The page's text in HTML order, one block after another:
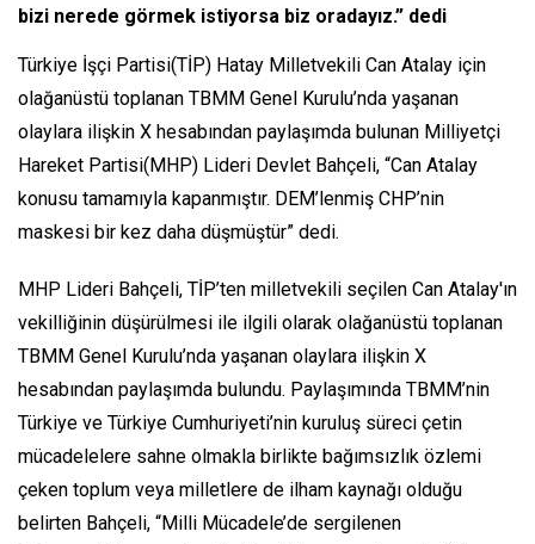
bizi nerede görmek istiyorsa biz oradayız.” dedi
Türkiye İşçi Partisi(TİP) Hatay Milletvekili Can Atalay için
olağanüstü toplanan TBMM Genel Kurulu’nda yaşanan
olaylara ilişkin X hesabından paylaşımda bulunan Milliyetçi
Hareket Partisi(MHP) Lideri Devlet Bahçeli, “Can Atalay
konusu tamamıyla kapanmıştır. DEM’lenmiş CHP’nin
maskesi bir kez daha düşmüştür” dedi.
MHP Lideri Bahçeli, TİP’ten milletvekili seçilen Can Atalay'ın
vekilliğinin düşürülmesi ile ilgili olarak olağanüstü toplanan
TBMM Genel Kurulu’nda yaşanan olaylara ilişkin X
hesabından paylaşımda bulundu. Paylaşımında TBMM’nin
Türkiye ve Türkiye Cumhuriyeti’nin kuruluş süreci çetin
mücadelelere sahne olmakla birlikte bağımsızlık özlemi
çeken toplum veya milletlere de ilham kaynağı olduğu
belirten Bahçeli, “Milli Mücadele’de sergilenen